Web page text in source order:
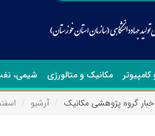
مکانیک و متالورژی شیمی‏،
اخبار گروه پژوهشی مکانیک آرشیو اسفند